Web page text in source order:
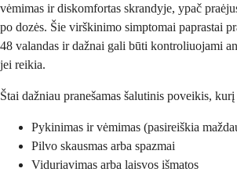
vėmimas ir diskomfortas skrandyje, ypač
po dozės. Šie virškinimo simptomai paprastai
48 valandas ir dažnai gali būti kontroliuojami
jei reikia.
Štai dažniau pranešamas šalutinis poveikis,
Pykinimas ir vėmimas (pasireiškia
Pilvo skausmas arba spazmai
Viduriavimas arba laisvos išmatos